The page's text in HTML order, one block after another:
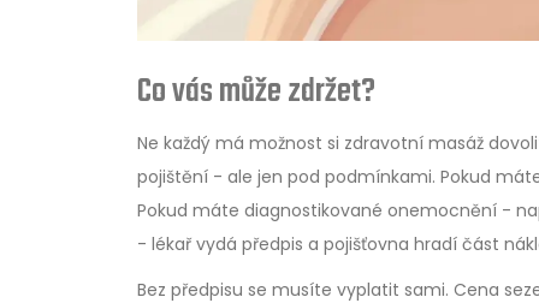
Co vás může zdržet?
Ne každý má možnost si zdravotní masáž
pojištění - ale jen pod podmínkami. Pokud
Pokud máte diagnostikované onemocnění -
- lékař vydá předpis a pojišťovna hradí část
Bez předpisu se musíte vyplatit sami. Cena